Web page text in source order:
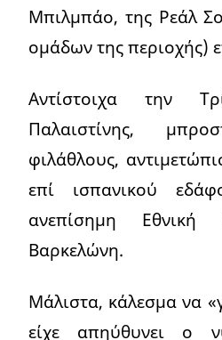
Μπιλμπάο, της Ρεάλ
ομάδων της περιοχής)
Αντίστοιχα την
Παλαιστίνης,
φιλάθλους,
επί ισπανικού
ανεπίσημη Εθνική
Βαρκελώνη.
Μάλιστα, κάλεσμα να
είχε απηύθυνει ο